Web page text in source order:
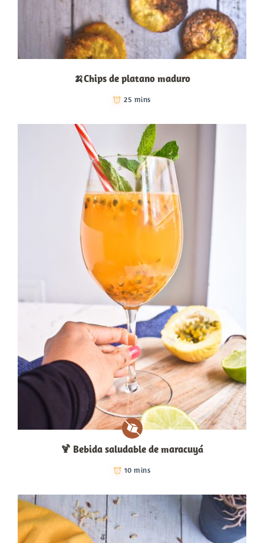
🍌Chips de platano maduro
25 mins
🍹​ Bebida saludable de maracuyá
10 mins